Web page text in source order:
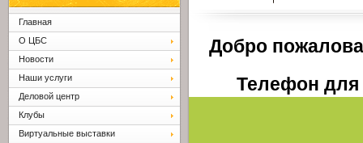
Добро
Телефон для
Главная
О ЦБС
Новости
Наши услуги
Деловой центр
Клубы
Виртуальные выставки